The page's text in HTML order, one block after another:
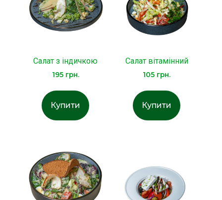
Салат з індичкою
195 грн.
Купити
Салат вітамінний
105 грн.
Купити